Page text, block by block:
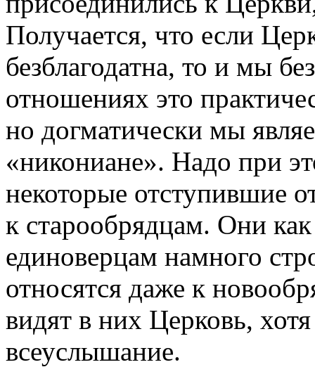
Получается, что если
безблагодатна, то и мы
отношениях это
но догматически мы
«никониане». Надо при
некоторые отступившие
к старообрядцам. Они
единоверцам намного
относятся даже к
видят в них Церковь,
всеуслышание.